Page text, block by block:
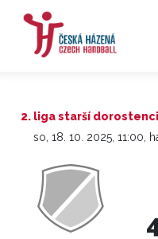
2. liga starší
so, 18. 10. 2025, 11:00,